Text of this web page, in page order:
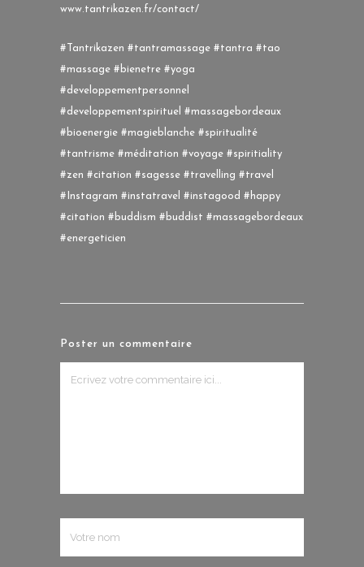
www.tantrikazen.fr/contact/
#Tantrikazen #tantramassage #tantra #tao
#massage #bienetre #yoga
#developpementpersonnel
#developpementspirituel #massagebordeaux
#bioenergie #magieblanche #spiritualité
#tantrisme #méditation #voyage #spiritiality
#zen #citation #sagesse #travelling #travel
#Instagram #instatravel #instagood #happy
#citation #buddism #buddist #massagebordeaux
#energeticien
Poster un commentaire